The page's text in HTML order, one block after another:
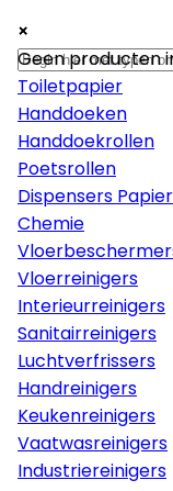
×
Papier
Toiletpapier
Handdoeken
Handdoekrollen
Poetsrollen
Dispensers Papier
Chemie
Vloerreinigers
Interieurreinigers
Sanitairreinigers
Luchtverfrissers
Handreinigers
Keukenreinigers
Vaatwasreinigers
Industriereinigers
×
×
Geen producten